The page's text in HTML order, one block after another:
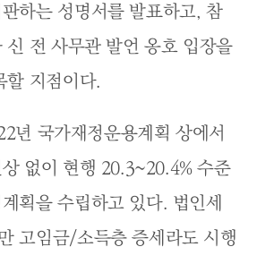
하는 성명서를 발표하고, 참
신 전 사무관 발언 옹호 입장을
할 지점이다.
년 국가재정운용계획 상에서
없이 현행 20.3~20.4% 수준
획을 수립하고 있다. 법인세
고임금/소득층 증세라도 시행